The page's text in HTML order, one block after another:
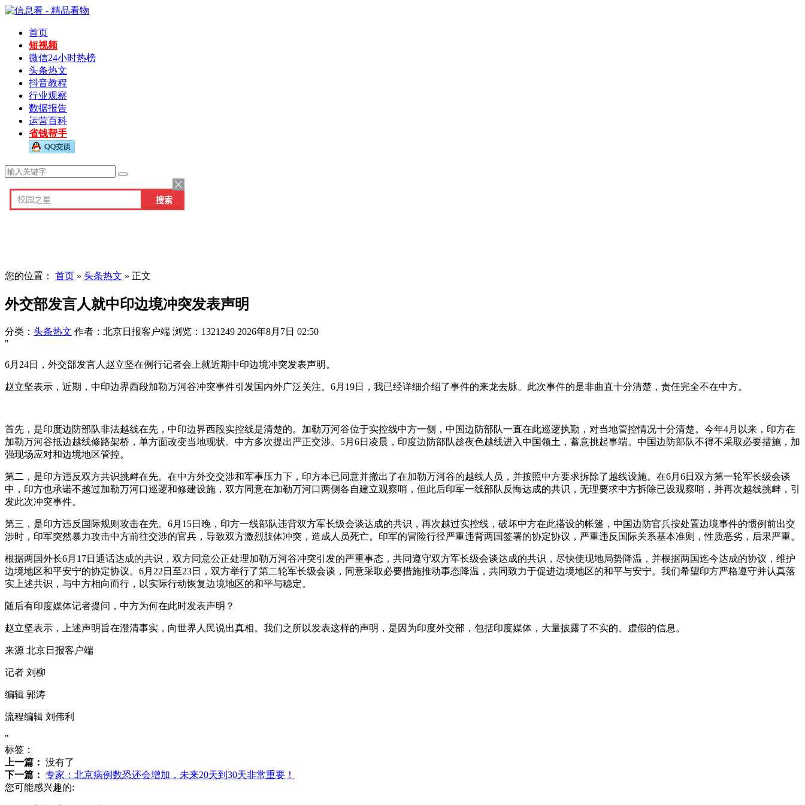
首页
短视频
微信24小时热榜
头条热文
抖音教程
行业观察
数据报告
运营百科
省钱帮手
您的位置： 首页 » 头条热文 » 正文
外交部发言人就中印边境冲突发表声明
分类： 头条热文 作者：北京日报客户端 浏览：1321249 2026年8月7日 02:50
"
6月24日，外交部发言人赵立坚在例行记者会上就近期中印边境冲突发表声明。
赵立坚表示，近期，中印边界西段加勒万河谷冲突事件引发国内外广泛关注。6月19日，我已经详细介绍了事件的来龙去脉。此次事件的是非曲直十分清楚，责任完全不在中方。
首先，是印度边防部队非法越线在先，中印边界西段实控线是清楚的。加勒万河谷位于实控线中方一侧，中国边防部队一直在此巡逻执勤，对当地管控情况十分清楚。今年4月以来，印方在
加勒万河谷抵边越线修路架桥，单方面改变当地现状。中方多次提出严正交涉。5月6日凌晨，印度边防部队趁夜色越线进入中国领土，蓄意挑起事端。中国边防部队不得不采取必要措施，加
强现场应对和边境地区管控。
第二，是印方违反双方共识挑衅在先。在中方外交交涉和军事压力下，印方本已同意并撤出了在加勒万河谷的越线人员，并按照中方要求拆除了越线设施。在6月6日双方第一轮军长级会谈
中，印方也承诺不越过加勒万河口巡逻和修建设施，双方同意在加勒万河口两侧各自建立观察哨，但此后印军一线部队反悔达成的共识，无理要求中方拆除已设观察哨，并再次越线挑衅，引
发此次冲突事件。
第三，是印方违反国际规则攻击在先。6月15日晚，印方一线部队违背双方军长级会谈达成的共识，再次越过实控线，破坏中方在此搭设的帐篷，中国边防官兵按处置边境事件的惯例前出交
涉时，印军突然暴力攻击中方前往交涉的官兵，导致双方激烈肢体冲突，造成人员死亡。印军的冒险行径严重违背两国签署的协定协议，严重违反国际关系基本准则，性质恶劣，后果严重。
根据两国外长6月17日通话达成的共识，双方同意公正处理加勒万河谷冲突引发的严重事态，共同遵守双方军长级会谈达成的共识，尽快使现地局势降温，并根据两国迄今达成的协议，维护
边境地区和平安宁的协定协议。6月22日至23日，双方举行了第二轮军长级会谈，同意采取必要措施推动事态降温，共同致力于促进边境地区的和平与安宁。我们希望印方严格遵守并认真落
实上述共识，与中方相向而行，以实际行动恢复边境地区的和平与稳定。
随后有印度媒体记者提问，中方为何在此时发表声明？
赵立坚表示，上述声明旨在澄清事实，向世界人民说出真相。我们之所以发表这样的声明，是因为印度外交部，包括印度媒体，大量披露了不实的、虚假的信息。
来源 北京日报客户端
记者 刘柳
编辑 郭涛
流程编辑 刘伟利
"
标签：
上一篇： 没有了
下一篇： 专家：北京病例数恐还会增加，未来20天到30天非常重要！
您可能感兴趣的: